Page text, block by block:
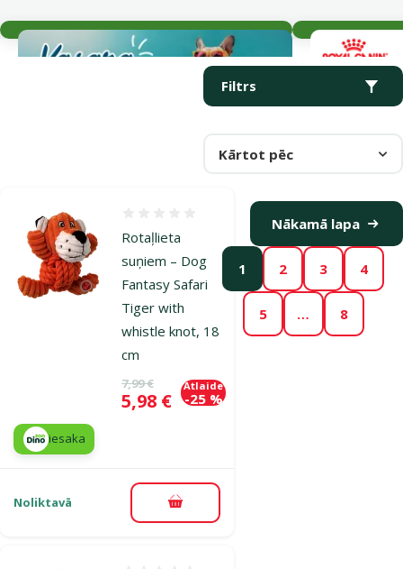
Filtrs
Kārtot pēc
Produkti kategorijā Plīša rotaļlietas suņiem
Rotaļlieta
suņiem – Dog
Fantasy Safari
Tiger with
whistle knot, 18
cm
Oriģinālā cena
7,99 €
Cena
5,98 €
Atlaide
-25 %
iesaka
Noliktavā Pievienot grozam
1 2 3 4
5 … 8
Nākamā lapa